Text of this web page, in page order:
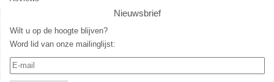
Nieuwsbrief
Wilt u op de hoogte blijven?
Word lid van onze mailinglijst: